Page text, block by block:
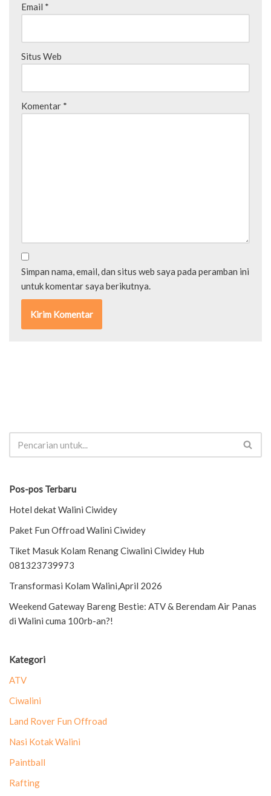
Email *
Situs Web
Komentar *
Simpan nama, email, dan situs web saya pada peramban ini
untuk komentar saya berikutnya.
Pos-pos Terbaru
Hotel dekat Walini Ciwidey
Paket Fun Offroad Walini Ciwidey
Tiket Masuk Kolam Renang Ciwalini Ciwidey Hub
081323739973
Transformasi Kolam Walini,April 2026
Weekend Gateway Bareng Bestie: ATV & Berendam Air Panas
di Walini cuma 100rb-an?!
Kategori
ATV
Ciwalini
Land Rover Fun Offroad
Nasi Kotak Walini
Paintball
Rafting